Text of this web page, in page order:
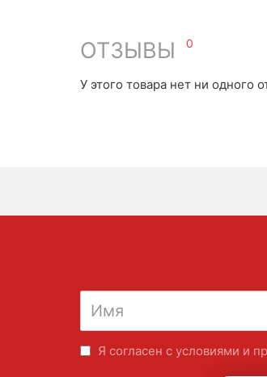
ОТЗЫВЫ 0
У этого товара нет ни одного
Я согласен с условиями и